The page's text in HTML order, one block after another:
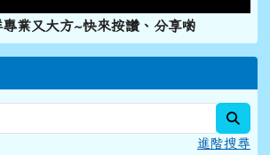
業又大方~快來按讚、分享喲
進階搜尋